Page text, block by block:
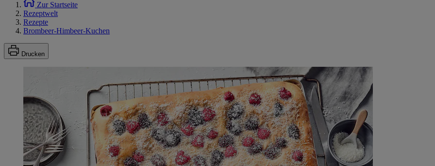
Zur Startseite
Rezeptwelt
Rezepte
Brombeer-Himbeer-Kuchen
Drucken